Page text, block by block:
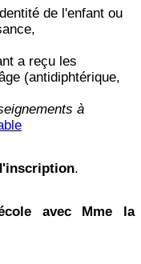
de l'enfant ou
a reçu les
(antidiphtérique,
à
.
avec Mme la